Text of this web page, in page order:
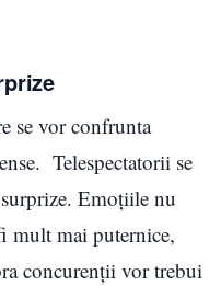
se vor confrunta
Telespectatorii se
Emoțiile nu
mult mai puternice,
concurenții vor trebui